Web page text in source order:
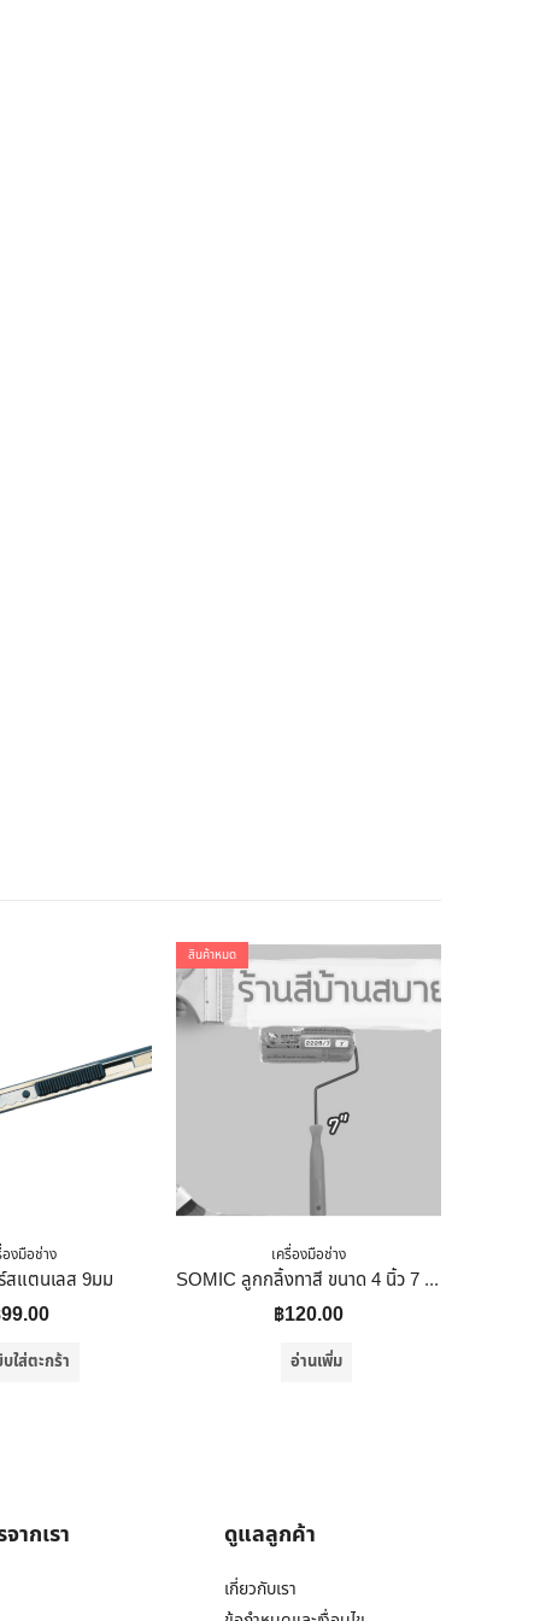
องมือช่าง
สแตนเลส 9มม
99.00
ใส่ตะกร้า
สินค้าหมด
เครื่องมือช่าง
SOMIC ลูกกลิ้งทาสี ขนาด 4 นิ้ว 7 นิ้ว 10 นิ้ว ลูกกลิ้งสีน้ำ สีน้ำมัน SOMIC 7 นิ้ว
฿120.00
อ่านเพิ่ม
ากเรา ดูแลลูกค้า
เกี่ยวกับเรา